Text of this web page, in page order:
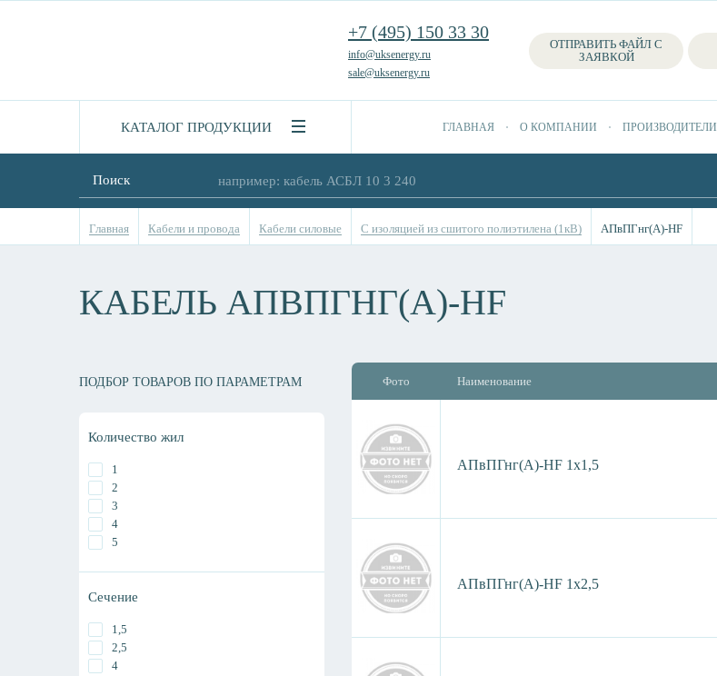
+7 (495) 150 33 30
info@uksenergy.ru
sale@uksenergy.ru
ОТПРАВИТЬ ФАЙЛ С
ЗАЯВКОЙ
КАТАЛОГ ПРОДУКЦИИ ГЛАВНАЯ О КОМПАНИИ ПРОИЗВОДИТЕЛИ
Поиск
Главная Кабели и провода Кабели силовые С изоляцией из сшитого полиэтилена (1кВ) АПвПГнг(А)-HF
КАБЕЛЬ АПВПГНГ(А)-HF
ПОДБОР ТОВАРОВ ПО ПАРАМЕТРАМ
Количество жил
1
2
3
4
5
Сечение
1,5
2,5
4
Фото Наименование
АПвПГнг(А)-HF 1х1,5
АПвПГнг(А)-HF 1х2,5